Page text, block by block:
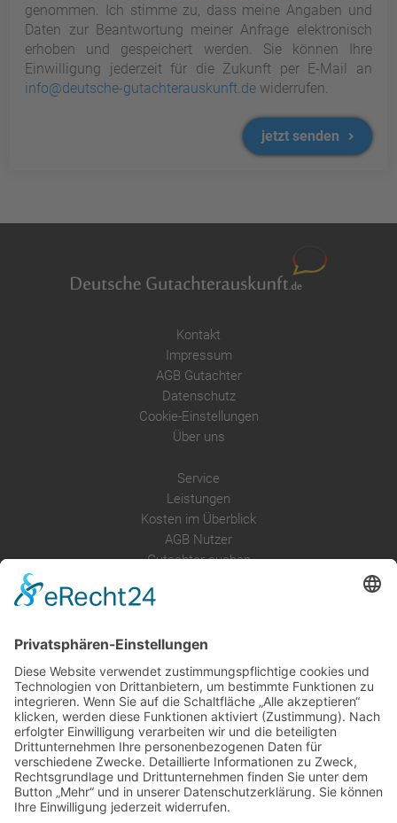
genommen. Ich stimme zu, dass meine Angaben und
Daten zur Beantwortung meiner Anfrage elektronisch
erhoben und gespeichert werden. Sie können Ihre
Einwilligung jederzeit für die Zukunft per E-Mail an
info@deutsche-gutachterauskunft.de widerrufen.
jetzt senden
Kontakt
Impressum
AGB Gutachter
Datenschutz
Cookie-Einstellungen
Über uns
Service
Leistungen
Kosten im Überblick
AGB Nutzer
Gutachter suchen
Anfrage
Presse
Partner: Der DGuSV
als Gutachter eintragen
Infos für Suchende